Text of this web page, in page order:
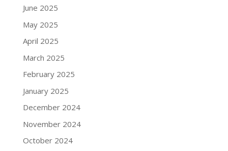
June 2025
May 2025
April 2025
March 2025
February 2025
January 2025
December 2024
November 2024
October 2024